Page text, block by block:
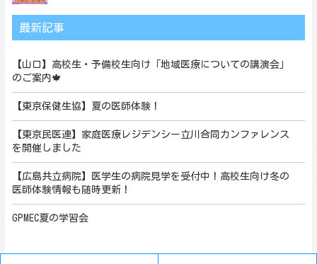
最新記事
【山口】高校生・予備校生向け「地域医療についての講演会」
のご案内🍁
【東京保健生協】夏の医師体験！
【東京民医連】家庭医療レジデンシー立川合同カンファレンス
を開催しました
【広島共立病院】医学生の病院見学を受付中！高校生向け冬の
医師体験情報も随時更新！
GPMEC夏の学習会